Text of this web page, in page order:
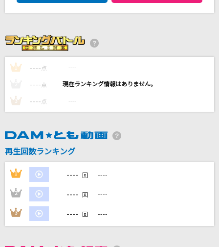
来生たかお
[生音]憂、燦々
クリープハイプ
愛の花
じん(自然の敵P) feat.IA
カラオケ最新情報をチェック！
1 ---- 点 ----
---- 点 ----
3 ---- 点 ----
再生回数ランキング
1 ---- 回 ----
2 ---- 回 ----
3 ---- 回 ----